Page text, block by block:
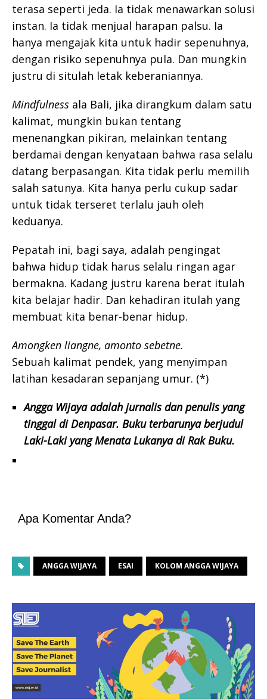
terasa seperti jeda. Ia tidak menawarkan solusi
instan. Ia tidak menjual harapan palsu. Ia
hanya mengajak kita untuk hadir sepenuhnya,
dengan risiko sepenuhnya pula. Dan mungkin
justru di situlah letak keberaniannya.
Mindfulness ala Bali, jika dirangkum dalam satu
kalimat, mungkin bukan tentang
menenangkan pikiran, melainkan tentang
berdamai dengan kenyataan bahwa rasa selalu
datang berpasangan. Kita tidak perlu memilih
salah satunya. Kita hanya perlu cukup sadar
untuk tidak terseret terlalu jauh oleh
keduanya.
Pepatah ini, bagi saya, adalah pengingat
bahwa hidup tidak harus selalu ringan agar
bermakna. Kadang justru karena berat itulah
kita belajar hadir. Dan kehadiran itulah yang
membuat kita benar-benar hidup.
Amongken liangne, amonto sebetne.
Sebuah kalimat pendek, yang menyimpan
latihan kesadaran sepanjang umur. (*)
Angga Wijaya adalah jurnalis dan penulis yang
tinggal di Denpasar. Buku terbarunya berjudul
Laki-Laki yang Menata Lukanya di Rak Buku.
Apa Komentar Anda?
ANGGA WIJAYA ESAI KOLOM ANGGA WIJAYA